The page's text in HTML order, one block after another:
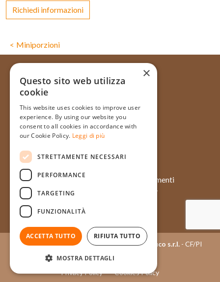
Richiedi informazioni
Miniporzioni
Via Galata, 31R - 16121 Genova
+39 010 565714
+39 348 1754128
info@pasticceriatagliafico.it
Chi siamo
Prodotti
Momenti
Contatti
Approfondimenti
Case history
Copyright © 2015 - 2026Pasticceria Tagliafico s.r.l. - CF/PI
03404050100
Privacy Policy Cookies Policy
×
Questo sito web utilizza
cookie
This website uses cookies to improve user
experience. By using our website you
consent to all cookies in accordance with
our Cookie Policy. Leggi di più
STRETTAMENTE NECESSARI
PERFORMANCE
TARGETING
FUNZIONALITÀ
ACCETTA TUTTO RIFIUTA TUTTO
MOSTRA DETTAGLI